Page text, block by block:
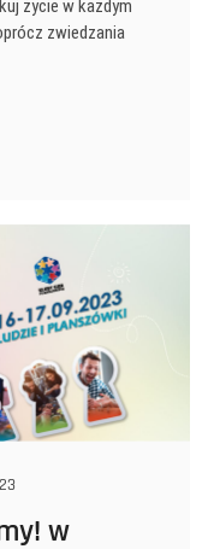
życie w każdym
zwiedzania
w